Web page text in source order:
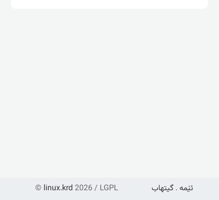
© linux.krd 2026 / LGPL ئێمە . گیتهاب